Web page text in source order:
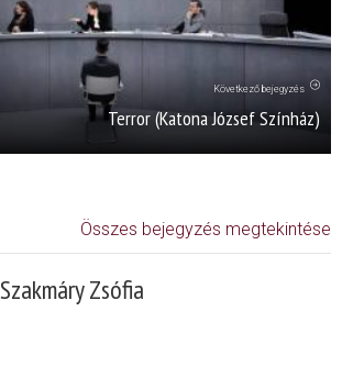
Következő bejegyzés
Terror (Katona József Színház)
Összes bejegyzés megtekintése
Szakmáry Zsófia